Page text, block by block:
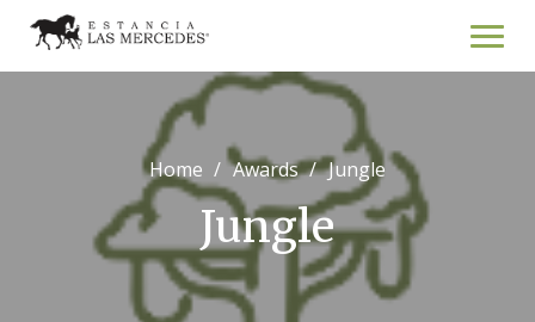
content
Home Awards Jungle
Jungle